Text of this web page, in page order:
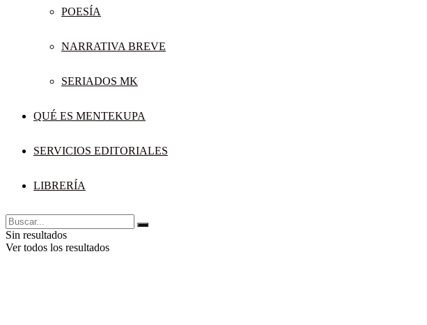
POESÍA
NARRATIVA BREVE
SERIADOS MK
QUÉ ES MENTEKUPA
SERVICIOS EDITORIALES
LIBRERÍA
Sin resultados
Ver todos los resultados